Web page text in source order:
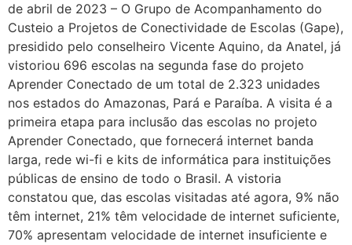
de abril de 2023 – O Grupo de Acompanhamento do
Custeio a Projetos de Conectividade de Escolas (Gape),
presidido pelo conselheiro Vicente Aquino, da Anatel, já
vistoriou 696 escolas na segunda fase do projeto
Aprender Conectado de um total de 2.323 unidades
nos estados do Amazonas, Pará e Paraíba. A visita é a
primeira etapa para inclusão das escolas no projeto
Aprender Conectado, que fornecerá internet banda
larga, rede wi-fi e kits de informática para instituições
públicas de ensino de todo o Brasil. A vistoria
constatou que, das escolas visitadas até agora, 9% não
têm internet, 21% têm velocidade de internet suficiente,
70% apresentam velocidade de internet insuficiente e